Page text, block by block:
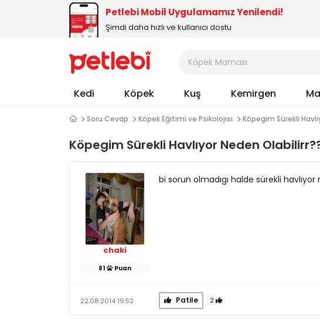
Petlebi Mobil Uygulamamız Yenilendi!
Şimdi daha hızlı ve kullanıcı dostu
Kedi Köpek Kuş Kemirgen
Soru Cevap Köpek Eğitimi ve Psikolojisi Köpegim Sürekli
Köpegim Sürekli Havlıyor Neden
chaki
81 Puan
bi sorun olmadıgı halde sürekli
22.08.2014 19:52 Patile 2